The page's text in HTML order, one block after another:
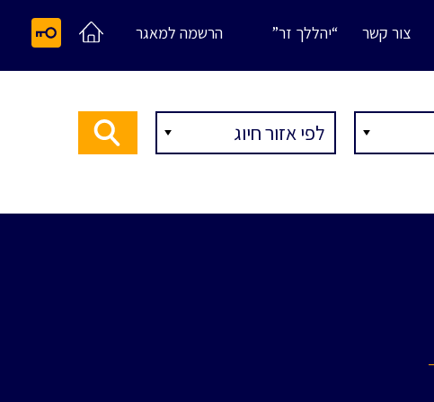
צור קשר “יהללך זר” הרשמה למאגר